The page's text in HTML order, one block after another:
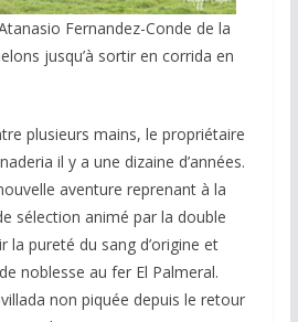
Fernandez-Conde de la
jusqu’à sortir en corrida en
plusieurs mains, le propriétaire
il y a une dizaine d’années.
aventure reprenant à la
sélection animé par la double
la pureté du sang d’origine et
noblesse au fer El Palmeral.
non piquée depuis le retour